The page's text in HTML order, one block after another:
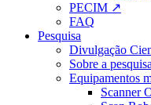
PECIM ↗
FAQ
Pesquisa
Divulgação
Sobre a pesquisa
Equipamentos
Scanner